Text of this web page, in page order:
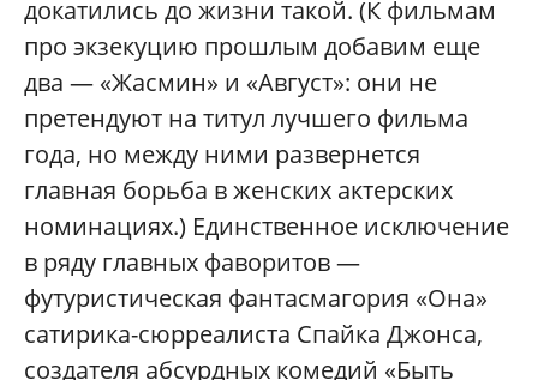
докатились до жизни такой. (К фильмам
про экзекуцию прошлым добавим еще
два — «Жасмин» и «Август»: они не
претендуют на титул лучшего фильма
года, но между ними развернется
главная борьба в женских актерских
номинациях.) Единственное исключение
в ряду главных фаворитов —
футуристическая фантасмагория «Она»
сатирика-сюрреалиста Спайка Джонса,
создателя абсурдных комедий «Быть